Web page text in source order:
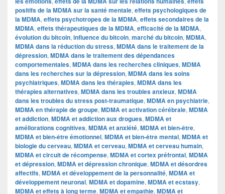
positifs de la MDMA sur la santé mentale, effets psychologiques de
la MDMA, effets psychotropes de la MDMA, effets secondaires de la
MDMA, effets thérapeutiques de la MDMA, efficacité de la MDMA,
évolution du bitcoin, influence du bitcoin, marché du bitcoin, MDMA,
MDMA dans la réduction du stress, MDMA dans le traitement de la
dépression, MDMA dans le traitement des dépendances
comportementales, MDMA dans les recherches cliniques, MDMA
dans les recherches sur la dépression, MDMA dans les soins
psychiatriques, MDMA dans les thérapies, MDMA dans les
thérapies alternatives, MDMA dans les troubles anxieux, MDMA
dans les troubles du stress post-traumatique, MDMA en psychiatrie,
MDMA en thérapie de groupe, MDMA et activation cérébrale, MDMA
et addiction, MDMA et addiction aux drogues, MDMA et
améliorations cognitives, MDMA et anxiété, MDMA et bien-être,
MDMA et bien-être émotionnel, MDMA et bien-être mental, MDMA et
biologie du cerveau, MDMA et cerveau, MDMA et cerveau humain,
MDMA et circuit de récompense, MDMA et cortex préfrontal, MDMA
et dépression, MDMA et dépression chronique, MDMA et désordres
affectifs, MDMA et développement de la personnalité, MDMA et
développement neuronal, MDMA et dopamine, MDMA et ecstasy,
MDMA et effets à long terme, MDMA et empathie, MDMA et